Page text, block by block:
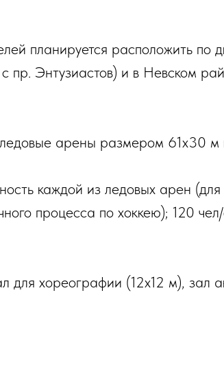
планируется расположить по
Энтузиастов) и в Невском
арены размером 61х30 м
каждой из ледовых арен
процесса по хоккею); 120
хореографии (12х12 м), зал